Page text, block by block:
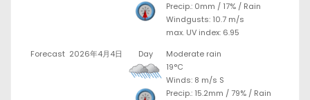
Precip.: 0mm / 17% / Rain
Windgusts: 10.7 m/s
max. UV index: 6.95
Forecast 2026年4月4日 Day
Moderate rain
19°C
Winds: 8 m/s S
Precip.: 15.2mm /79% / Rain